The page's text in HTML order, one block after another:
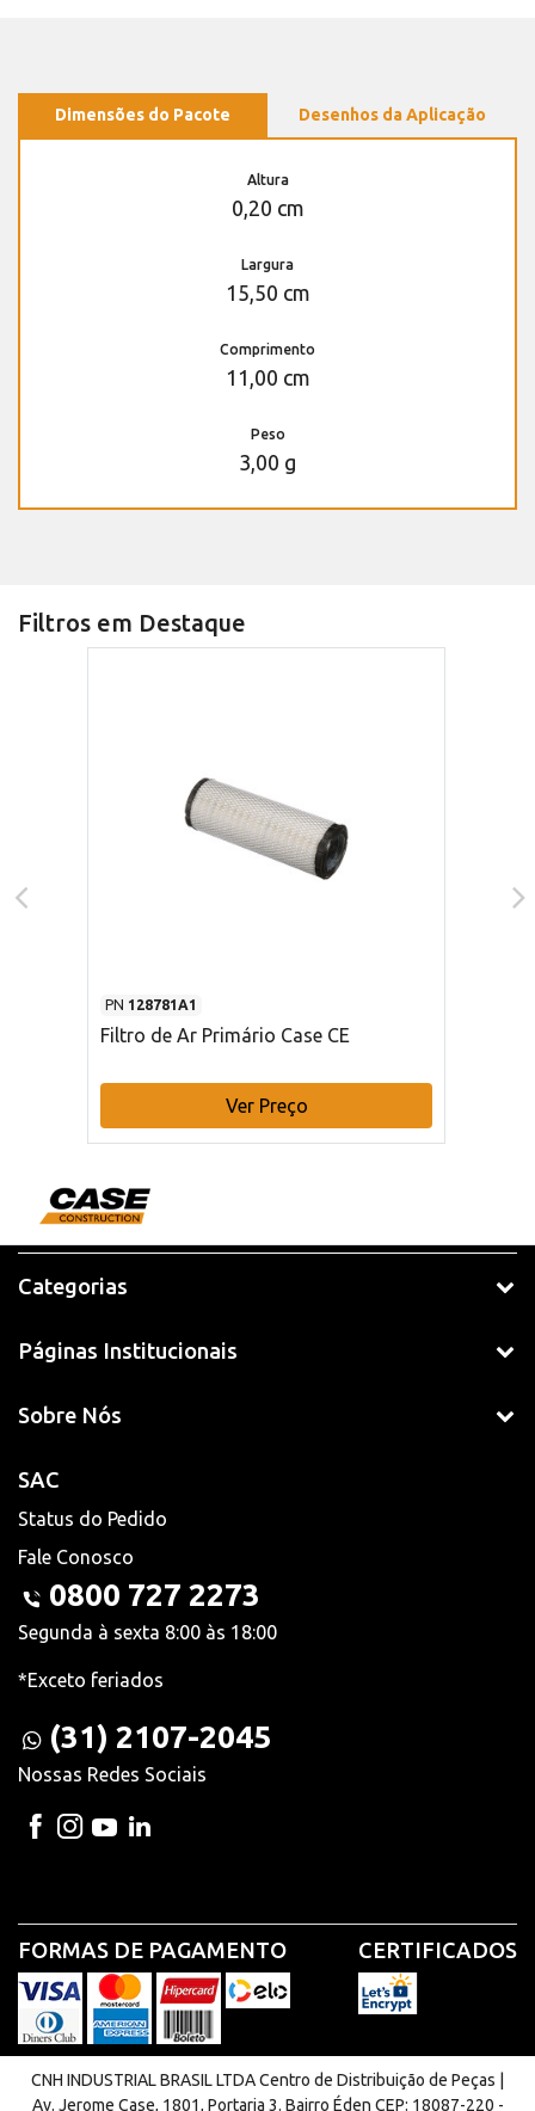
Dimensões do Pacote Desenhos da Aplicação
Altura
0,20 cm
Largura
15,50 cm
Comprimento
11,00 cm
Peso
3,00 g
Filtros em Destaque
PN 128781A1
Filtro de Ar Primário Case CE
Ver Preço
Categorias
Páginas Institucionais
Sobre Nós
SAC
Status do Pedido
Fale Conosco
0800 727 2273
Segunda à sexta 8:00 às 18:00
*Exceto feriados
(31) 2107-2045
Nossas Redes Sociais
FORMAS DE PAGAMENTO CERTIFICADOS
CNH INDUSTRIAL BRASIL LTDA Centro de Distribuição de Peças |
Av. Jerome Case, 1801, Portaria 3. Bairro Éden CEP: 18087-220 -